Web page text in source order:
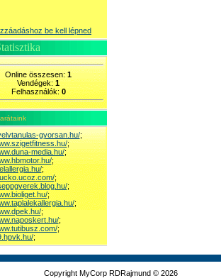
be kell lépned
Online összesen:1
Vendégek:1
Felhasználók:0
gyorsan.hu/;
;
media.hu/;
;
;
;
;
;
;
;
;
;
;
Copyright MyCorp RDRajmund © 2026